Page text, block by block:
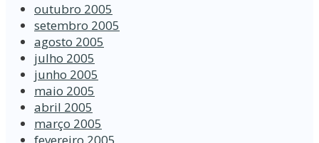
outubro 2005
setembro 2005
agosto 2005
julho 2005
junho 2005
maio 2005
abril 2005
março 2005